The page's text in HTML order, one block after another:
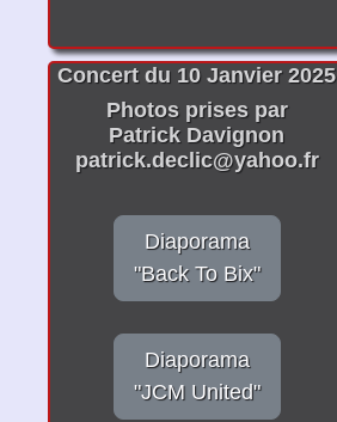
Concert du 10 Janvier 2025
Photos prises par
Patrick Davignon
patrick.declic@yahoo.fr
Diaporama
"Back To Bix"
Diaporama
"JCM United"